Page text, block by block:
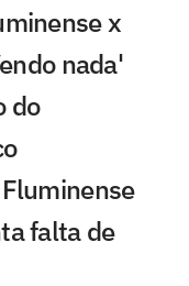
x
nada'
do
falta de